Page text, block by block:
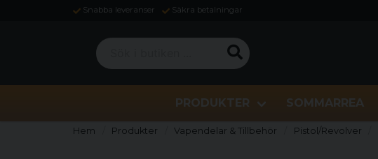
Snabba leveranser Säkra betalningar
Sök i butiken ...
PRODUKTER SOMMARREA
Hem Produkter Vapendelar & Tillbehör Pistol/Revolver